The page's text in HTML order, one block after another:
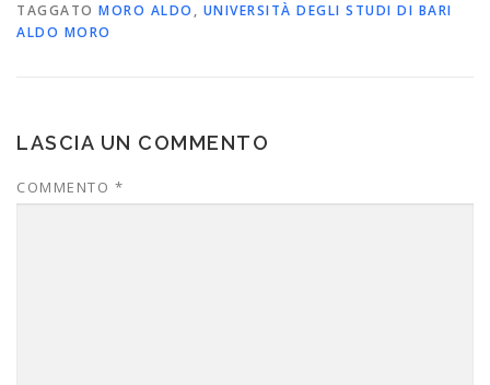
TAGGATO MORO ALDO, UNIVERSITÀ DEGLI STUDI DI BARI
ALDO MORO
LASCIA UN COMMENTO
COMMENTO *